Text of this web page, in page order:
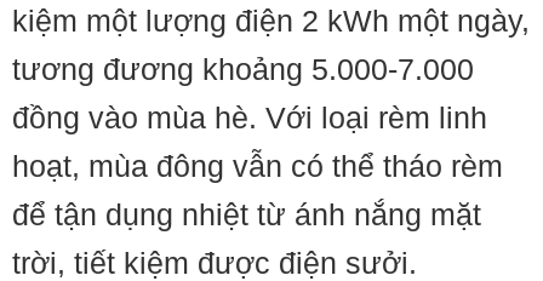
kiệm một lượng điện 2 kWh một ngày,
tương đương khoảng 5.000-7.000
đồng vào mùa hè. Với loại rèm linh
hoạt, mùa đông vẫn có thể tháo rèm
để tận dụng nhiệt từ ánh nắng mặt
trời, tiết kiệm được điện sưởi.